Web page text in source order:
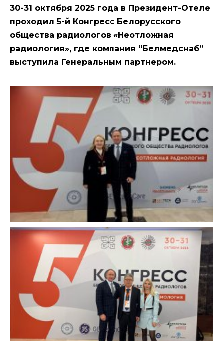
30-31 октября 2025 года в Президент-Отеле
проходил 5-й Конгресс Белорусского
общества радиологов «Неотложная
радиология», где компания “Белмедснаб”
выступила Генеральным партнером.